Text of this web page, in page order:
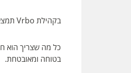
בקהילת Vrbo תמצאו מגוון עצום של נכסים: דירות נופש, בקתות, צימרים לשפת האגם, בתי חוף ועוד.
כל מה שצריך הוא
בטוחה ומאובטחת.